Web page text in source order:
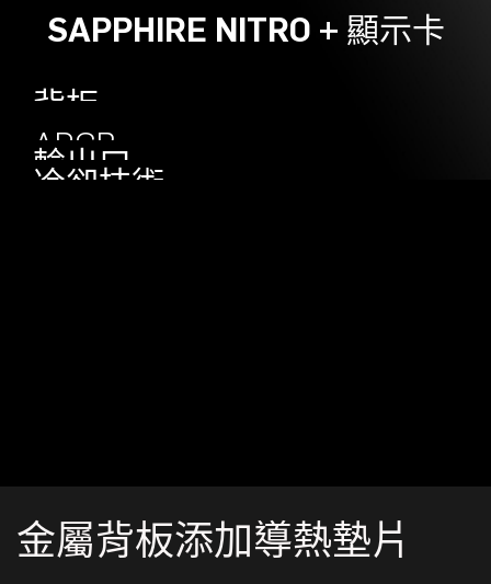
SAPPHIRE NITRO + 顯示卡
背板
Engineered
ARGB
輸出口
冷卻技術
金屬背板添加導熱墊片